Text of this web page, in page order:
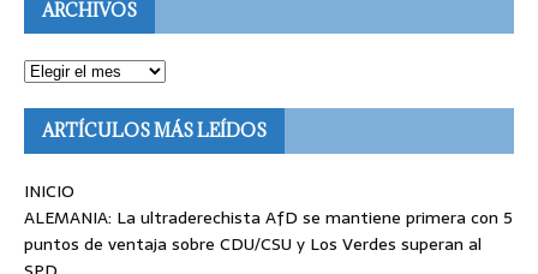
ARCHIVOS
ARTÍCULOS MÁS LEÍDOS
INICIO
ALEMANIA: La ultraderechista AfD se mantiene primera con 5
puntos de ventaja sobre CDU/CSU y Los Verdes superan al